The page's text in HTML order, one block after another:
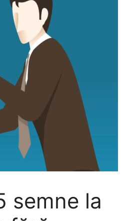
semne la